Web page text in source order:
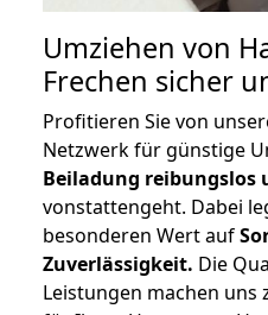
Umziehen von
Frechen sicher
Profitieren Sie von
Netzwerk für günstige
Beiladung reibungslos
vonstattengeht. Dabei
besonderen Wert auf
Zuverlässigkeit. Die
Leistungen machen uns